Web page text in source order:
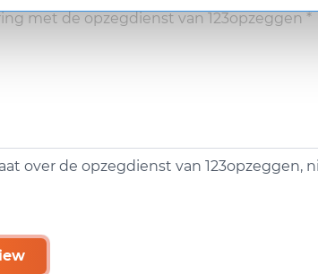
over de opzegdienst van 123opzeggen,